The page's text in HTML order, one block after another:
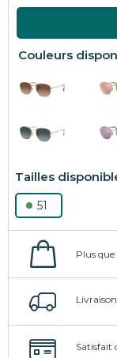
51